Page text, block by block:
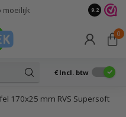
moeilijk 9.2
0
€ Incl. btw
170x25 mm RVS Supersoft